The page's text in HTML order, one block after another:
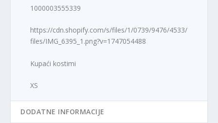
1000003555339
https://cdn.shopify.com/s/files/1/0739/9476/4533/
files/IMG_6395_1.png?v=1747054488
Kupaći kostimi
XS
DODATNE INFORMACIJE